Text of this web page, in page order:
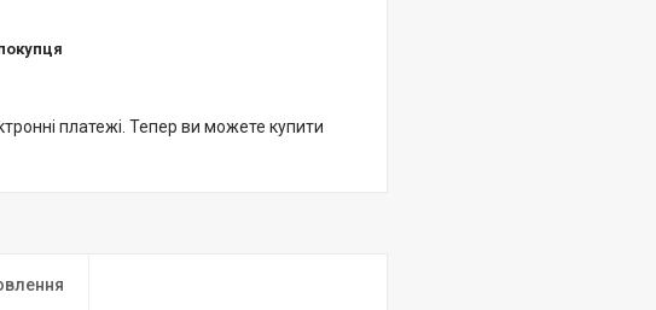
платежі. Тепер ви можете купити